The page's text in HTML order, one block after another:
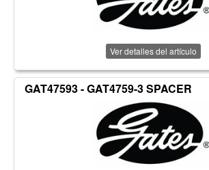
Ver detalles del artículo
GAT47593 - GAT4759-3 SPACER